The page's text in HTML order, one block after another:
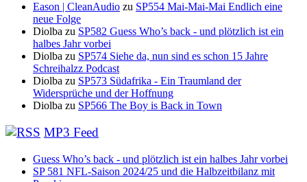
Eason | CleanAudio zu SP554 Mai-Mai-Mai Endlich eine
neue Folge
Diolba zu SP582 Guess Who’s back - und plötzlich ist ein
halbes Jahr vorbei
Diolba zu SP574 Siehe da, nun sind es schon 15 Jahre
Schreihalzz Podcast
Diolba zu SP573 Südafrika - Ein Traumland der
Widersprüche und der Hoffnung
Diolba zu SP566 The Boy is Back in Town
MP3 Feed
Guess Who’s back - und plötzlich ist ein halbes Jahr vorbei
SP 581 NFL-Saison 2024/25 und die Halbzeitbilanz mit